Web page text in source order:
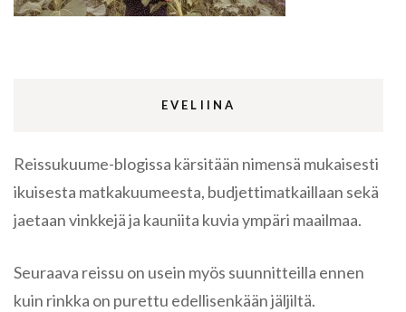
EVELIINA
Reissukuume-blogissa kärsitään nimensä mukaisesti
ikuisesta matkakuumeesta, budjettimatkaillaan sekä
jaetaan vinkkejä ja kauniita kuvia ympäri maailmaa.
Seuraava reissu on usein myös suunnitteilla ennen
kuin rinkka on purettu edellisenkään jäljiltä.